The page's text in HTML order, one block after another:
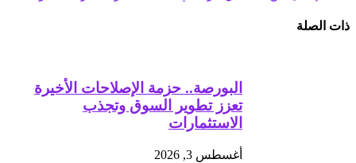
ذات الصلة
البورصة.. حزمة الإصلاحات الأخيرة
تعزز تطوير السوق وتجذب
الاستثمارات
أغسطس 3, 2026